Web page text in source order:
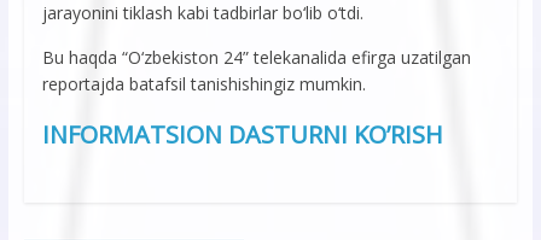
jarayonini tiklash kabi tadbirlar bo‘lib o‘tdi.
Bu haqda “O‘zbekiston 24” telekanalida efirga uzatilgan
reportajda batafsil tanishishingiz mumkin.
INFORMATSION DASTURNI KO’RISH